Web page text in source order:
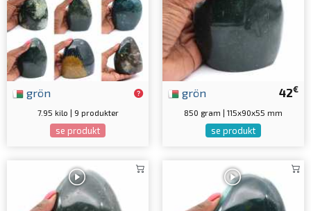
grön
7.95 kilo | 9 produkter
se produkt
42€
grön
850 gram | 115x90x55 mm
se produkt